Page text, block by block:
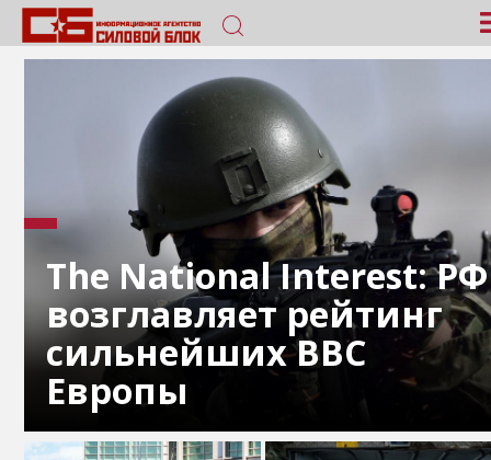
The National Interest: РФ
возглавляет рейтинг
сильнейших ВВС
Европы